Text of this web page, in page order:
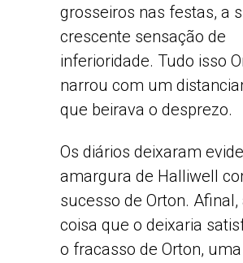
grosseiros nas festas, a
crescente sensação de
inferioridade. Tudo isso
narrou com um
que beirava o desprezo.
Os diários deixaram
amargura de Halliwell
sucesso de Orton. Afinal,
coisa que o deixaria
o fracasso de Orton,